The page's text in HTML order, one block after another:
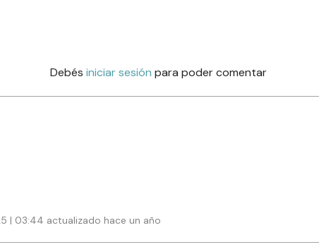
Debés iniciar sesión para poder comentar
| 03:44 actualizado hace un año